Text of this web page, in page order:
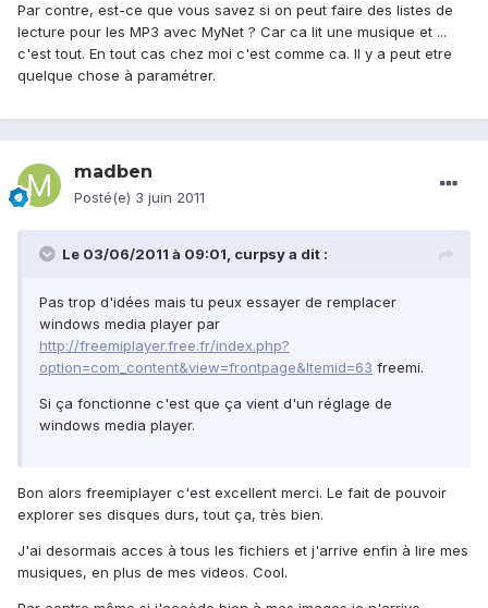
Par contre, est-ce que vous savez si on peut faire des listes de
lecture pour les MP3 avec MyNet ? Car ca lit une musique et ...
c'est tout. En tout cas chez moi c'est comme ca. Il y a peut etre
quelque chose à paramétrer.
madben
Posté(e) 3 juin 2011
Le 03/06/2011 à 09:01, curpsy a dit :
Pas trop d'idées mais tu peux essayer de remplacer
windows media player par
http://freemiplayer.free.fr/index.php?
option=com_content&view=frontpage&Itemid=63 freemi.
Si ça fonctionne c'est que ça vient d'un réglage de
windows media player.
Bon alors freemiplayer c'est excellent merci. Le fait de pouvoir
explorer ses disques durs, tout ça, très bien.
J'ai desormais acces à tous les fichiers et j'arrive enfin à lire mes
musiques, en plus de mes videos. Cool.